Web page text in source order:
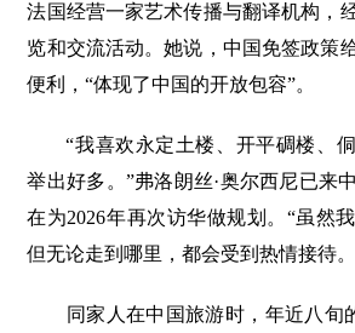
法国经营一家艺术传播与翻译机构，
览和交流活动。她说，中国免签政策
便利，“体现了中国的开放包容”。
“我喜欢永定土楼、开平碉楼、
举出好多。”弗洛朗丝·奥尔西尼已来
在为2026年再次访华做规划。“虽然
但无论走到哪里，都会受到热情接待
同家人在中国旅游时，年近八旬